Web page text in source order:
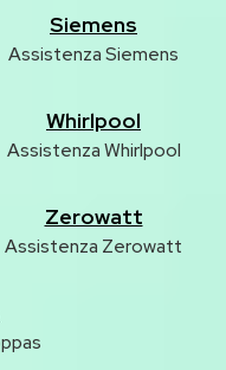
Siemens
Assistenza Siemens
Whirlpool
Assistenza Whirlpool
Zerowatt
Assistenza Zerowatt